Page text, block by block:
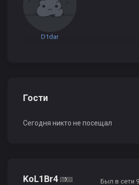
D1dar
Гости
Сегодня никто не посещал
KoL1Br4
Был в сети